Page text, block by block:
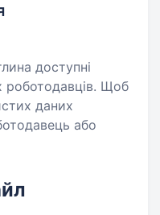
доступні
роботодавців. Щоб
даних
або